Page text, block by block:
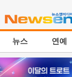
뉴스 연예